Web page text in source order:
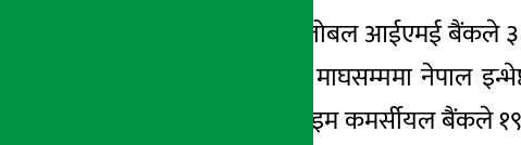
तेस्रो नम्बरमा रहेको ग्लोबल आईएमई बैंकले
कमाएको छ । त्यस्तै, माघसम्ममा नेपाल
२०२३.२८ मिलियन, प्राइम कमर्सीयल